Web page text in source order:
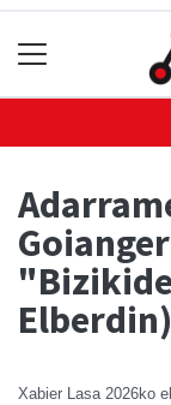
Elberdin)
Xabier Lasa 2026ko